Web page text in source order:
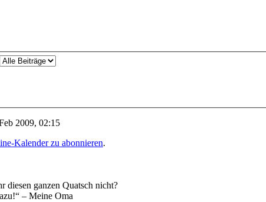
2009, 02:15
Kalender zu abonnieren.
diesen ganzen Quatsch nicht?
– Meine Oma